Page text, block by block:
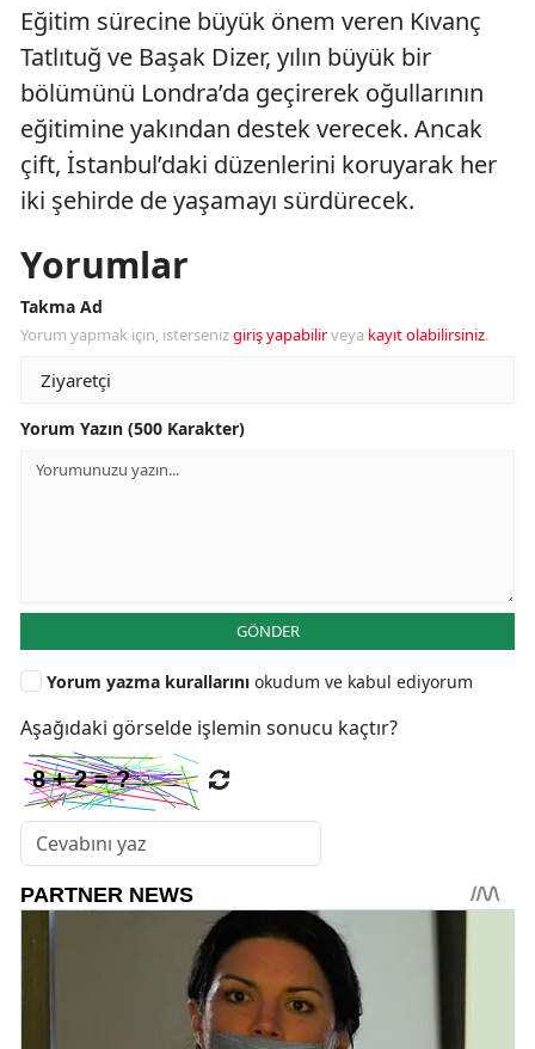
Eğitim sürecine büyük önem veren Kıvanç
Tatlıtuğ ve Başak Dizer, yılın büyük bir
bölümünü Londra’da geçirerek oğullarının
eğitimine yakından destek verecek. Ancak
çift, İstanbul’daki düzenlerini koruyarak her
iki şehirde de yaşamayı sürdürecek.
Yorumlar
Takma Ad
Yorum yapmak için, istersenizgiriş yapabilirveya kayıt olabilirsiniz.
Yorum Yazın (500 Karakter)
GÖNDER
Yorum yazma kurallarını okudum ve kabul ediyorum
Aşağıdaki görselde işlemin sonucu kaçtır?